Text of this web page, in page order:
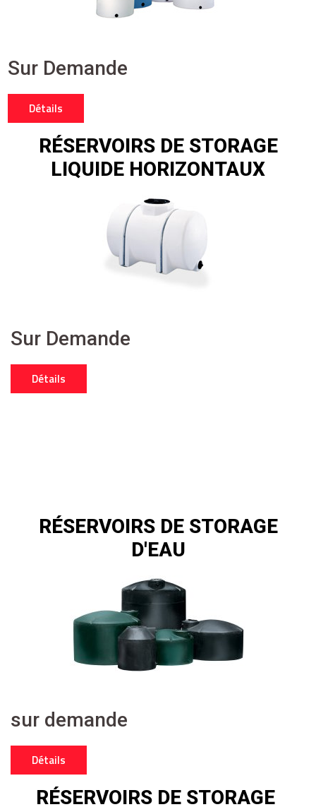
Sur Demande
Détails
RÉSERVOIRS DE STORAGE
LIQUIDE HORIZONTAUX
Sur Demande
Détails
RÉSERVOIRS DE STORAGE
D'EAU
sur demande
Détails
RÉSERVOIRS DE STORAGE